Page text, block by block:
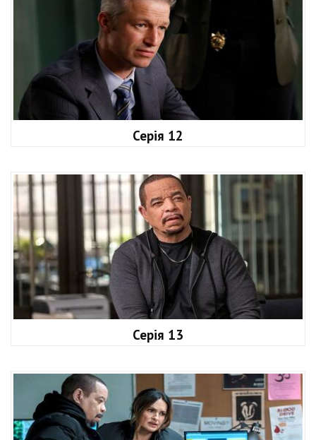
Серія 12
Серія 13